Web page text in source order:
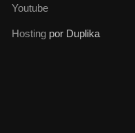
Youtube
Hosting por Duplika